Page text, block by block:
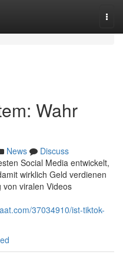
Wahr
News
Discuss
Social Media entwickelt,
wirklich Geld verdienen
viralen Videos
37034910/ist-tiktok-